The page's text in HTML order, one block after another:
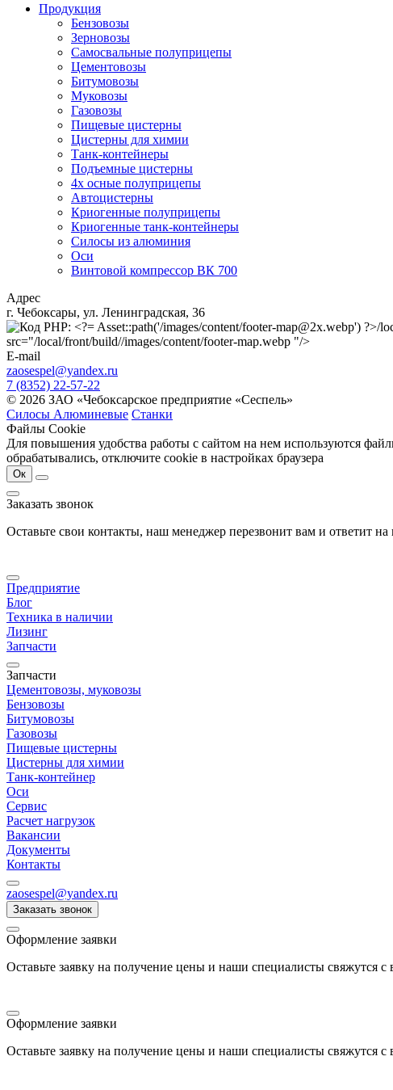
Продукция
Бензовозы
Зерновозы
Самосвальные полуприцепы
Цементовозы
Битумовозы
Муковозы
Газовозы
Пищевые цистерны
Цистерны для химии
Танк-контейнеры
Подъемные цистерны
4х осные полуприцепы
Автоцистерны
Криогенные полуприцепы
Криогенные танк-контейнеры
Силосы из алюминия
Оси
Винтовой компрессор ВК 700
Адрес
г. Чебоксары, ул. Ленинградская, 36
/
src="/local/front/build//images/content/footer-map.webp "/>
E-mail
zaosespel@yandex.ru
7 (8352) 22-57-22
© 2026 ЗАО «Чебоксарское предприятие «Сеспель»
Силосы Алюминевые Станки
Файлы Cookie
Для повышения удобства работы с сайтом на нем используются
обрабатывались, отключите cookie в настройках браузера
Ок
Заказать звонок
Оставьте свои контакты, наш менеджер перезвонит вам и ответит
Предприятие
Блог
Техника в наличии
Лизинг
Запчасти
Запчасти
Цементовозы, муковозы
Бензовозы
Битумовозы
Газовозы
Пищевые цистерны
Цистерны для химии
Танк-контейнер
Оси
Сервис
Расчет нагрузок
Вакансии
Документы
Контакты
zaosespel@yandex.ru
Заказать звонок
Оформление заявки
Оставьте заявку на получение цены и наши специалисты свяжутся
Оформление заявки
Оставьте заявку на получение цены и наши специалисты свяжутся